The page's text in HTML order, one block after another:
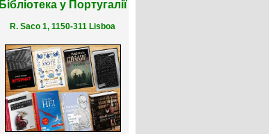
Бібліотека у Португалії
R. Saco 1, 1150-311 Lisboa